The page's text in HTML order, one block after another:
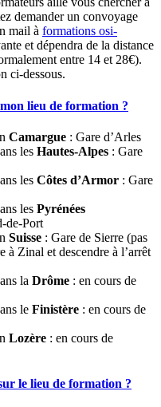
demander un convoyage
mail à formations osi-
et dépendra de la distance
entre 14 et 28€).
ci-dessous.
lieu de formation ?
Camargue : Gare d’Arles
les Hautes-Alpes : Gare
les Côtes d’Armor : Gare
les Pyrénées
de-Port
Suisse : Gare de Sierre (pas
à Zinal et descendre à l’arrêt
la Drôme : en cours de
le Finistère : en cours de
Lozère : en cours de
le lieu de formation ?